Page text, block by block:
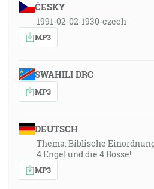
ČESKY
1991-02-02-1930-czech
MP3
SWAHILI DRC
MP3
DEUTSCH
Thema: Biblische
4 Engel und die 4 Rosse!
MP3